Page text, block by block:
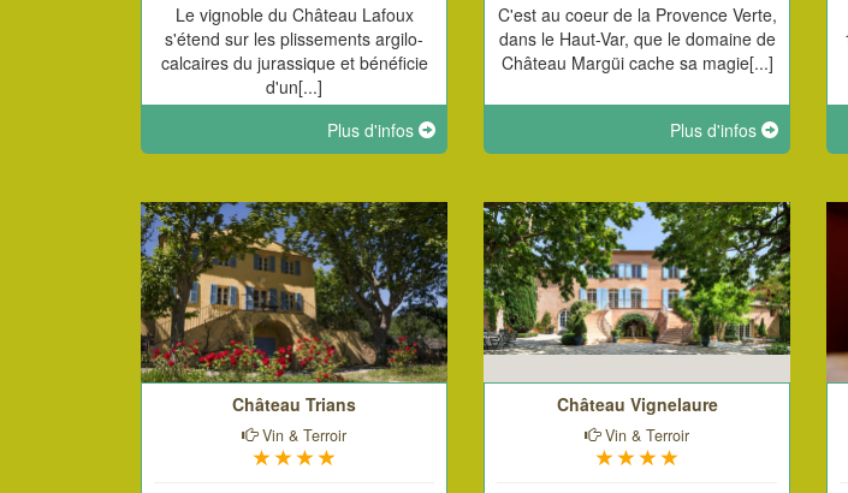
Le vignoble du Château Lafoux
s'étend sur les plissements argilo-
calcaires du jurassique et bénéficie
d'un[...]
Plus d'infos
C'est au coeur de la Provence Verte,
dans le Haut-Var, que le domaine de
Château Margüi cache sa magie[...]
Plus d'infos
Château Trians
Vin & Terroir
Château Vignelaure
Vin & Terroir